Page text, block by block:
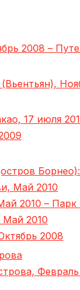
2008 –
17 июля
Май 2010
2010 – Парк
2010
2008